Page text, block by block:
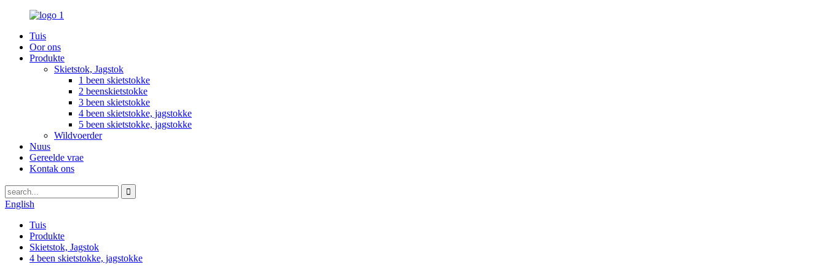
Tuis
Oor ons
Produkte
Skietstok, Jagstok
1 been skietstokke
2 beenskietstokke
3 been skietstokke
4 been skietstokke, jagstokke
5 been skietstokke, jagstokke
Wildvoerder
Nuus
Gereelde vrae
Kontak ons
English
Tuis
Produkte
Skietstok, Jagstok
4 been skietstokke, jagstokke